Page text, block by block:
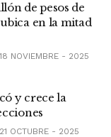
de pesos de
en la mitad
18 NOVIEMBRE - 2025
y crece la
21 OCTUBRE - 2025